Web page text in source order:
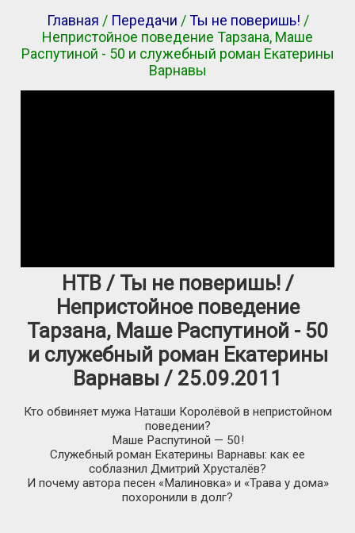
Главная / Передачи /Ты не поверишь! /
Непристойное поведение Тарзана, Маше
Распутиной - 50 и служебный роман Екатерины
Варнавы
НТВ / Ты не поверишь! /
Непристойное поведение
Тарзана, Маше Распутиной - 50
и служебный роман Екатерины
Варнавы / 25.09.2011
Кто обвиняет мужа Наташи Королёвой в непристойном
поведении?
Маше Распутиной — 50!
Служебный роман Екатерины Варнавы: как ее
соблазнил Дмитрий Хрусталёв?
И почему автора песен «Малиновка» и «Трава у дома»
похоронили в долг?